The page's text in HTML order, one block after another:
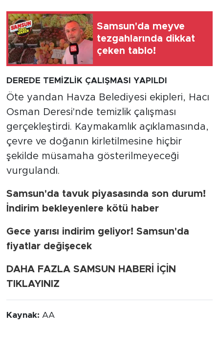
Samsun'da meyve
tezgahlarında dikkat
çeken tablo!
DEREDE TEMİZLİK ÇALIŞMASI YAPILDI
Öte yandan Havza Belediyesi ekipleri, Hacı
Osman Deresi'nde temizlik çalışması
gerçekleştirdi. Kaymakamlık açıklamasında,
çevre ve doğanın kirletilmesine hiçbir
şekilde müsamaha gösterilmeyeceği
vurgulandı.
Samsun'da tavuk piyasasında son durum!
İndirim bekleyenlere kötü haber
Gece yarısı indirim geliyor! Samsun'da
fiyatlar değişecek
DAHA FAZLA SAMSUN HABERİ İÇİN
TIKLAYINIZ
Kaynak: AA